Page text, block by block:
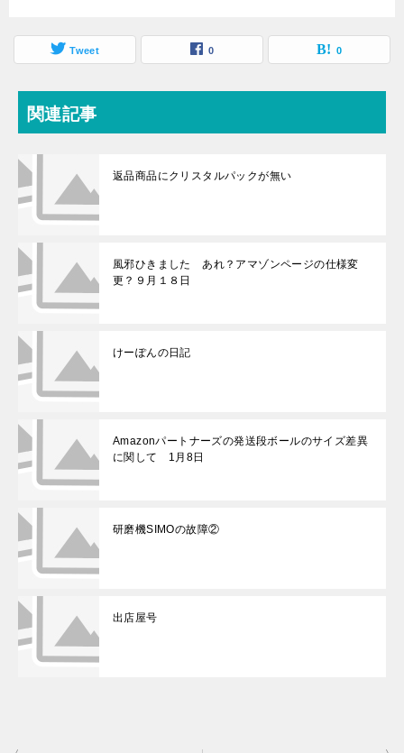
Tweet 0 0
関連記事
返品商品にクリスタルパックが無い
風邪ひきました あれ？アマゾンページの仕様変
更？９月１８日
けーぽんの日記
Amazonパートナーズの発送段ボールのサイズ差異
に関して 1月8日
研磨機SIMOの故障②
出店屋号